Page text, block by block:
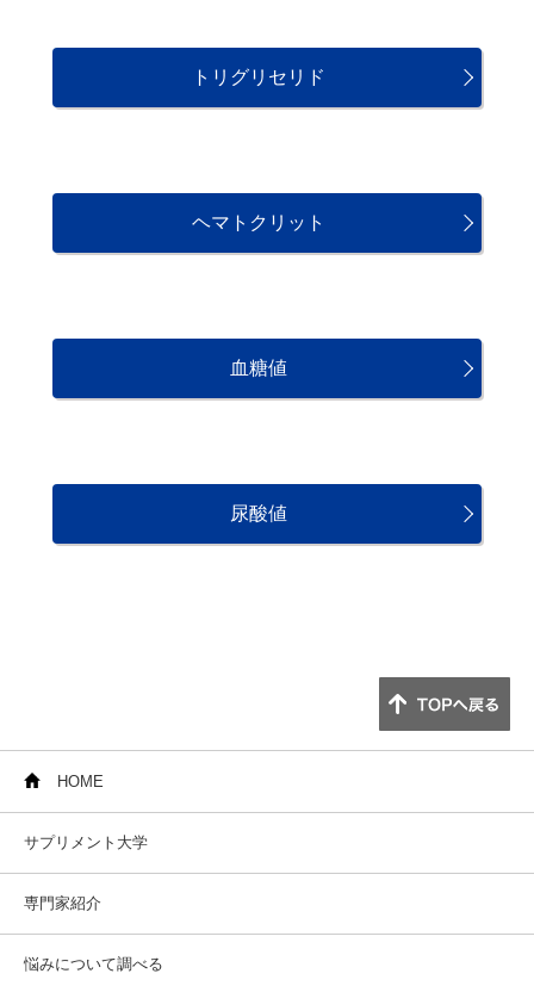
トリグリセリド
ヘマトクリット
血糖値
尿酸値
HOME
サプリメント大学
専門家紹介
悩みについて調べる